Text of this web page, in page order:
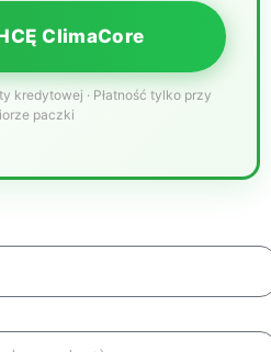
ClimaCore
kredytowej · Płatność tylko przy
paczki